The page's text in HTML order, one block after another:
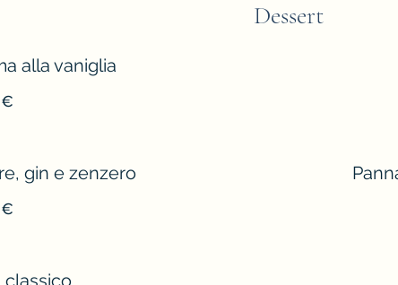
Dessert
alla vaniglia
€
gin e zenzero
€
classico